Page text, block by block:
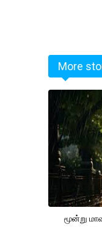
More
மூன்று